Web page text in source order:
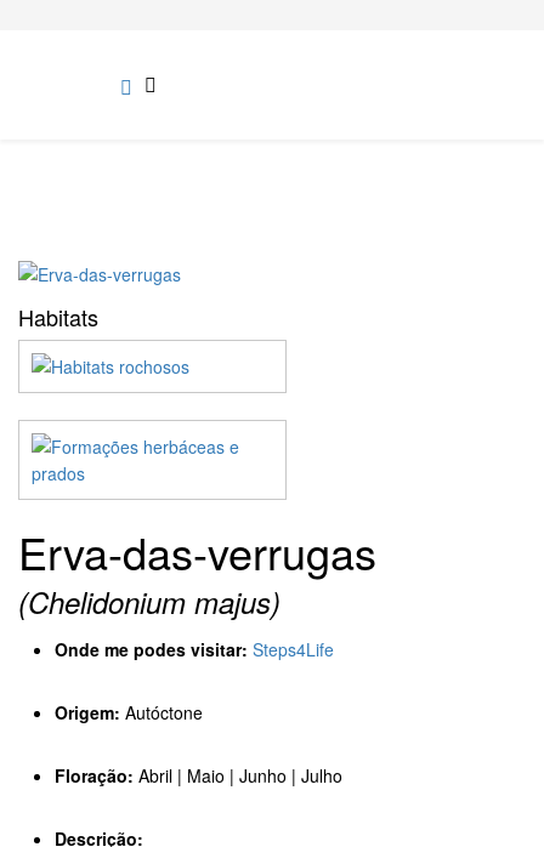
Habitats
Erva-das-verrugas
(Chelidonium majus)
Onde me podes visitar: Steps4Life
Origem: Autóctone
Floração: Abril | Maio | Junho | Julho
Descrição: